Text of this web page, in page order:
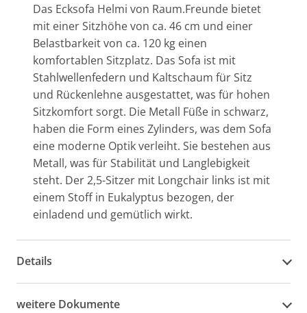
Das Ecksofa Helmi von Raum.Freunde bietet
mit einer Sitzhöhe von ca. 46 cm und einer
Belastbarkeit von ca. 120 kg einen
komfortablen Sitzplatz. Das Sofa ist mit
Stahlwellenfedern und Kaltschaum für Sitz
und Rückenlehne ausgestattet, was für hohen
Sitzkomfort sorgt. Die Metall Füße in schwarz,
haben die Form eines Zylinders, was dem Sofa
eine moderne Optik verleiht. Sie bestehen aus
Metall, was für Stabilität und Langlebigkeit
steht. Der 2,5-Sitzer mit Longchair links ist mit
einem Stoff in Eukalyptus bezogen, der
einladend und gemütlich wirkt.
Details
weitere Dokumente